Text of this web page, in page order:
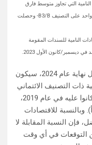
التي تجاوز متوسط فارق
العائد لديها 10 نقاط مئوية في عام 2023، حصل بلد واحد على التصنيف B3/B- وحصلت
النامية للسندات المقومة
ديسمبر/كانون الأول 2023.
وكانت الآثار الاقتصادية شديدة، فبحلول نهاية عام 2024، سيكون
ذات التصنيف الائتماني
الضعيف أكثر فقرًا في المتوسط مما كانوا عليه في عام 2019،
تفشي جائحة كورونا (الشكل 3-أ). وبالنسبة للاقتصادات
فإن النسبة المقابلة لا
التوقعات في أي وقت